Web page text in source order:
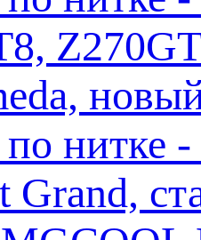
нитке -
Grand,